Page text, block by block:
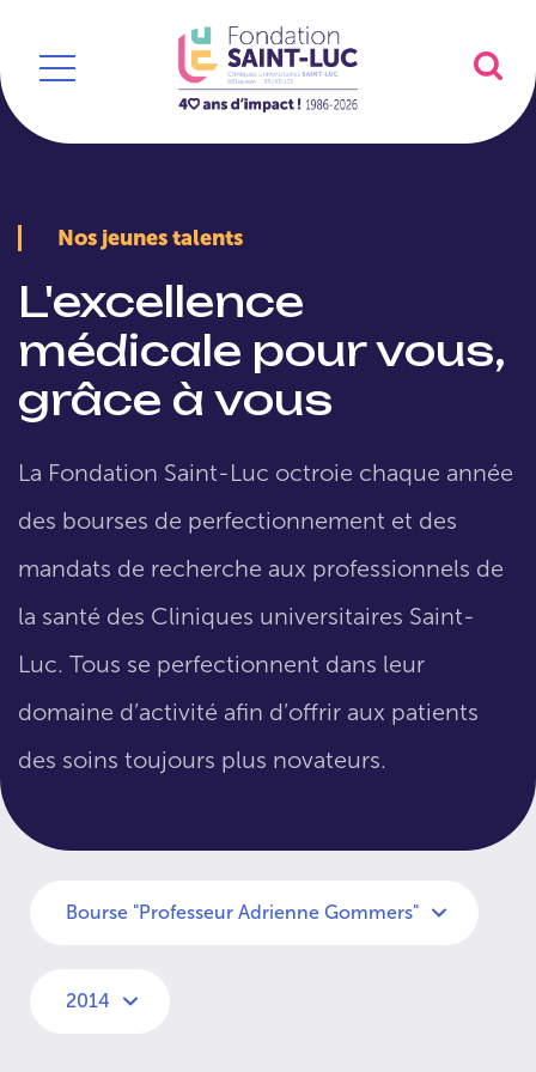
Nos jeunes talents
L'excellence
médicale pour vous,
grâce à vous
La Fondation Saint-Luc octroie chaque année
des bourses de perfectionnement et des
mandats de recherche aux professionnels de
la santé des Cliniques universitaires Saint-
Luc. Tous se perfectionnent dans leur
domaine d’activité afin d’offrir aux patients
des soins toujours plus novateurs.
Bourse "Professeur Adrienne Gommers"
2014